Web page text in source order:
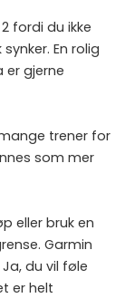
fordi du ikke
En rolig
er gjerne
trener for
som mer
eller bruk en
Garmin
du vil føle
er helt